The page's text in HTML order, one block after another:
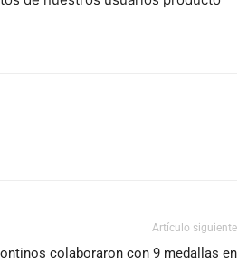
Artículo siguiente
colaboraron con 9 medallas en